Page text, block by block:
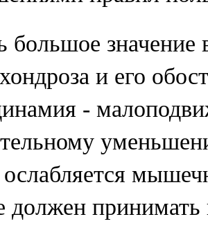
большое значение
и его
-
ослабляется
должен